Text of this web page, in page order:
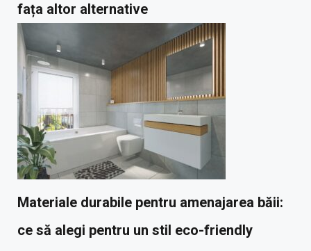
fața altor alternative
Materiale durabile pentru amenajarea băii:
ce să alegi pentru un stil eco-friendly